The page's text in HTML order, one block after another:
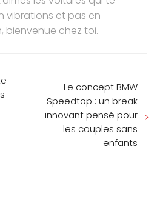
vibrations et pas en
bienvenue chez toi.
Le concept BMW
Speedtop : un break
innovant pensé pour
les couples sans
enfants